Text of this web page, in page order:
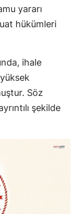
yararı
hükümleri
ihale
Söz
şekilde